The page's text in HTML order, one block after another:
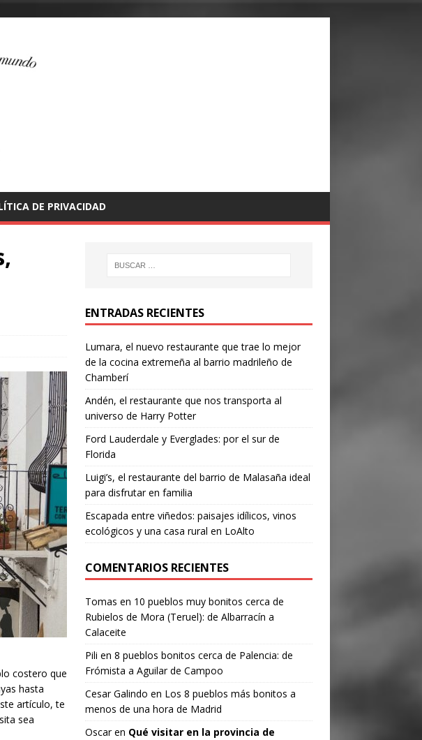
DE PRIVACIDAD
costero que
hasta
artículo, te
sea
ENTRADAS RECIENTES
Lumara, el nuevo restaurante que trae lo mejor
de la cocina extremeña al barrio madrileño de
Chamberí
Andén, el restaurante que nos transporta al
universo de Harry Potter
Ford Lauderdale y Everglades: por el sur de
Florida
Luigi’s, el restaurante del barrio de Malasaña ideal
para disfrutar en familia
Escapada entre viñedos: paisajes idílicos, vinos
ecológicos y una casa rural en LoAlto
COMENTARIOS RECIENTES
Tomas en 10 pueblos muy bonitos cerca de
Rubielos de Mora (Teruel): de Albarracín a
Calaceite
Pili en 8 pueblos bonitos cerca de Palencia: de
Frómista a Aguilar de Campoo
Cesar Galindo en Los 8 pueblos más bonitos a
menos de una hora de Madrid
Oscaren Qué visitar en la provincia de